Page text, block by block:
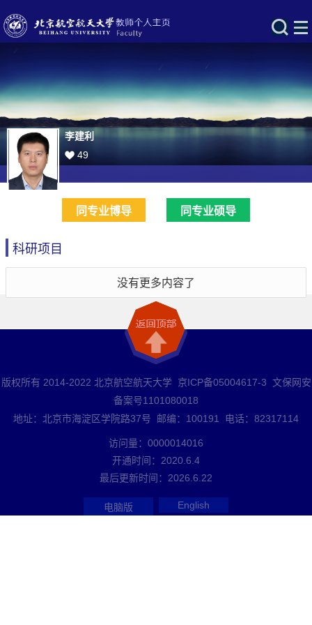
李建利
49
同专业博导 同专业硕导
科研项目
没有更多内容了
版权所有 2014-2022 北京航空航天大学 京ICP备05004617-3 文保网安
备案号1101080018
地址：北京市海淀区学院路37号 邮编：100191 电话：82317114
访问量： 0000014016
开通时间： 2020 6 4
最后更新时间： 2026 6 22
电脑版 English